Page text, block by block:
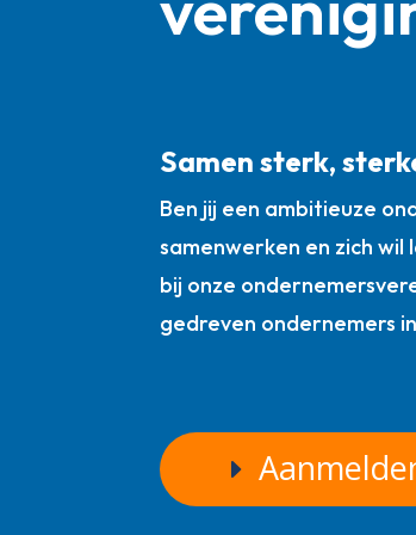
Samen sterk,
Ben jij een ambitieuze
samenwerken en zich wil
bij onze
gedreven ondernemers